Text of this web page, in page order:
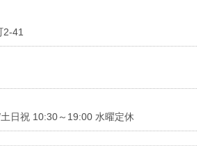
2-41
日祝 10:30～19:00 水曜定休